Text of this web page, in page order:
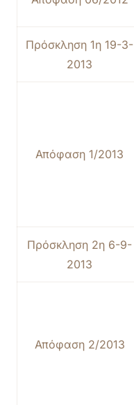
Πρόσκληση 1η 19-3-
2013
Απόφαση 1/2013
Πρόσκληση 2η 6-9-
2013
Απόφαση 2/2013